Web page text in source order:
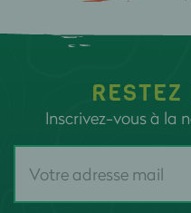
Inscrivez-vous à la